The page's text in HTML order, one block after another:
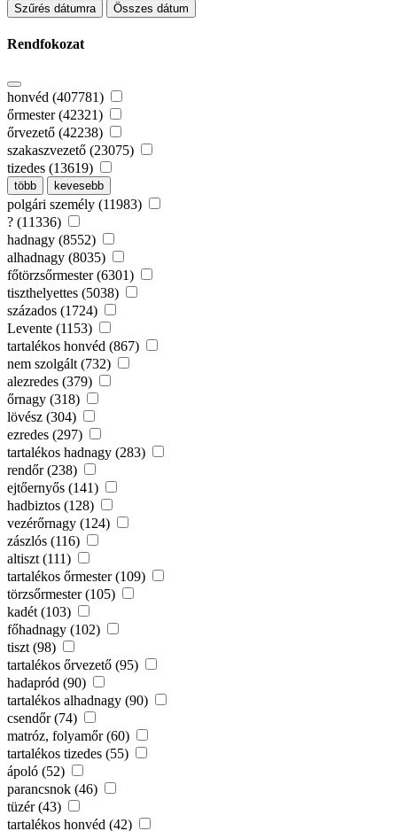
Szűrés dátumra Összes dátum
Rendfokozat
honvéd (407781)
őrmester (42321)
őrvezető (42238)
szakaszvezető (23075)
tizedes (13619)
több kevesebb
polgári személy (11983)
? (11336)
hadnagy (8552)
alhadnagy (8035)
főtörzsőrmester (6301)
tiszthelyettes (5038)
százados (1724)
Levente (1153)
tartalékos honvéd (867)
nem szolgált (732)
alezredes (379)
őrnagy (318)
lövész (304)
ezredes (297)
tartalékos hadnagy (283)
rendőr (238)
ejtőernyős (141)
hadbiztos (128)
vezérőrnagy (124)
zászlós (116)
altiszt (111)
tartalékos őrmester (109)
törzsőrmester (105)
kadét (103)
főhadnagy (102)
tiszt (98)
tartalékos őrvezető (95)
hadapród (90)
tartalékos alhadnagy (90)
csendőr (74)
matróz, folyamőr (60)
tartalékos tizedes (55)
ápoló (52)
parancsnok (46)
tüzér (43)
tartalékos honvéd (42)